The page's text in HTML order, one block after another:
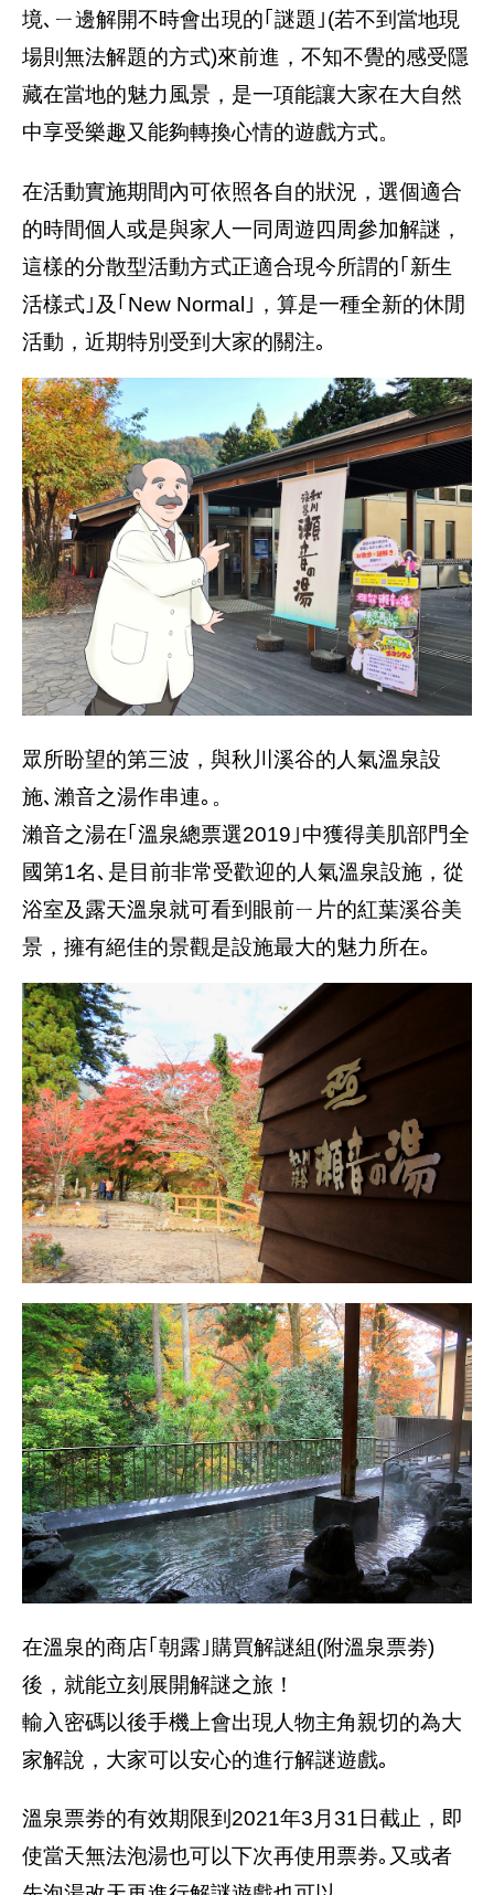
境､ㄧ邊解開不時會出現的｢謎題｣(若不到當地現
場則無法解題的方式)來前進，不知不覺的感受隱
藏在當地的魅力風景，是一項能讓大家在大自然
中享受樂趣又能夠轉換心情的遊戲方式。
在活動實施期間內可依照各自的狀況，選個適合
的時間個人或是與家人一同周遊四周參加解謎，
這樣的分散型活動方式正適合現今所謂的｢新生
活樣式｣及｢New Normal｣，算是一種全新的休閒
活動，近期特別受到大家的關注｡
眾所盼望的第三波，與秋川溪谷的人氣溫泉設
施､瀨音之湯作串連｡。
瀨音之湯在｢溫泉總票選2019｣中獲得美肌部門全
國第1名､是目前非常受歡迎的人氣溫泉設施，從
浴室及露天溫泉就可看到眼前ㄧ片的紅葉溪谷美
景，擁有絕佳的景觀是設施最大的魅力所在｡
在溫泉的商店｢朝露｣購買解謎組(附溫泉票劵)
後，就能立刻展開解謎之旅！
輸入密碼以後手機上會出現人物主角親切的為大
家解說，大家可以安心的進行解謎遊戲｡
溫泉票劵的有效期限到2021年3月31日截止，即
使當天無法泡湯也可以下次再使用票劵｡又或者